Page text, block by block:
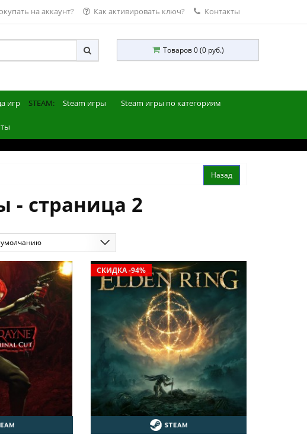
на аккаунт? Как активировать ключ? Контакты
Товаров 0 (0 руб.)
игр STEAM: Steam игры Steam игры по категориям
- страница 2
СКИДКА -94%